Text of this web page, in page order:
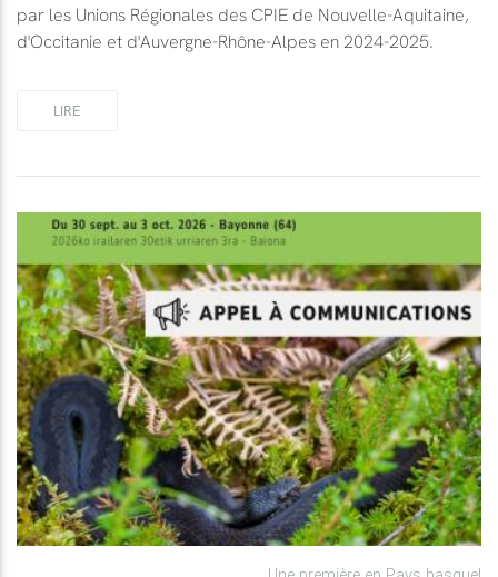
par les Unions Régionales des CPIE de Nouvelle-Aquitaine,
d'Occitanie et d'Auvergne-Rhône-Alpes en 2024-2025.
LIRE